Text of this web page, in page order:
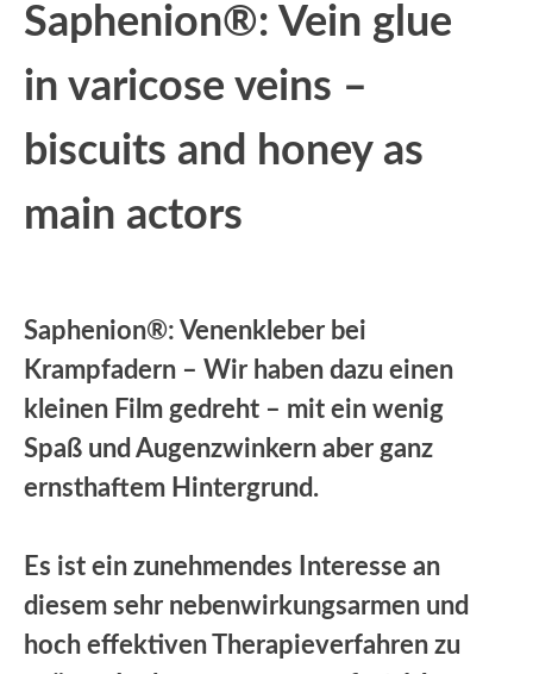
Saphenion®: Vein glue
in varicose veins –
biscuits and honey as
main actors
Saphenion®: Venenkleber bei
Krampfadern – Wir haben dazu einen
kleinen Film gedreht – mit ein wenig
Spaß und Augenzwinkern aber ganz
ernsthaftem Hintergrund.
Es ist ein zunehmendes Interesse an
diesem sehr nebenwirkungsarmen und
hoch effektiven Therapieverfahren zu